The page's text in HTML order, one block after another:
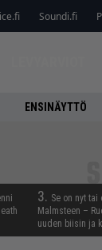
Soundi.fi
ENSINÄYTTÖ
3. Se on nyt
Malmsteen –
uuden biisin ja